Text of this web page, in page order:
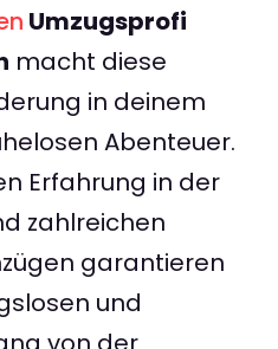
Umzugsprofi
macht diese
in deinem
Abenteuer.
Erfahrung in der
zahlreichen
garantieren
und